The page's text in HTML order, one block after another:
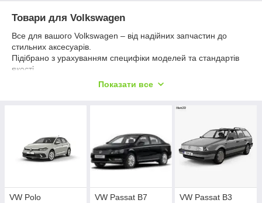
Товари для Volkswagen
Все для вашого Volkswagen – від надійних запчастин до
стильних аксесуарів.
Підібрано з урахуванням специфіки моделей та стандартів
якості.
🚘 Оригінальні та сумісні деталі
Зробіть ваш Volkswagen ще кращим разом з
Avtosvit.org!
Показати все
VW Polo VW Passat B7 VW Passat B3